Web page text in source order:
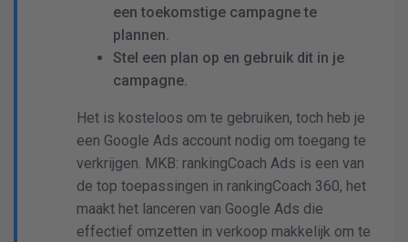
een toekomstige campagne te
plannen.
Stel een plan op en gebruik dit in je
campagne.
Het is kosteloos om te gebruiken, toch heb je
een Google Ads account nodig om toegang te
verkrijgen. MKB: rankingCoach Ads is een van
de top toepassingen in rankingCoach 360, het
maakt het lanceren van Google Ads die
effectief omzetten in verkoop makkelijk om te